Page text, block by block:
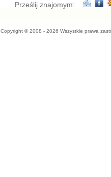
Prześlij znajomym:
Copyright © 2008 - 2026 Wszystkie prawa